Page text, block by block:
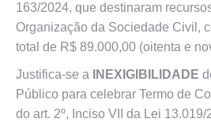
163/2024, que destinaram
Organização da Sociedade Civil,
total de R$ 89.000,00 (oitenta e
Justifica-se a INEXIGIBILIDADE
Público para celebrar Termo de
do art. 2º, Inciso VII da Lei 13.019/